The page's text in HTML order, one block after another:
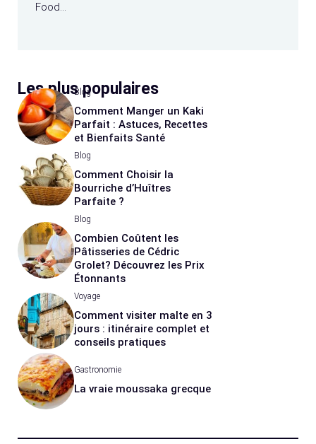
Food…
Les plus populaires
Blog
Comment Manger un Kaki
Parfait : Astuces, Recettes
et Bienfaits Santé
Blog
Comment Choisir la
Bourriche d’Huîtres
Parfaite ?
Blog
Combien Coûtent les
Pâtisseries de Cédric
Grolet? Découvrez les Prix
Étonnants
Voyage
Comment visiter malte en 3
jours : itinéraire complet et
conseils pratiques
Gastronomie
La vraie moussaka grecque